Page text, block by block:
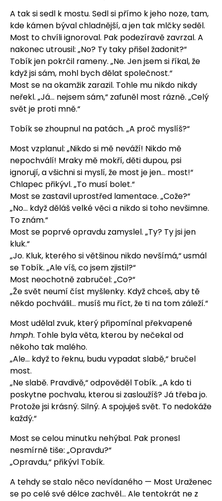
A tak si sedl k mostu. Sedl si přímo k jeho noze, tam,
kde kámen býval chladnější, a jen tak mlčky seděl.
Most to chvíli ignoroval. Pak podezíravě zavrzal. A
nakonec utrousil: „No? Ty taky přišel žadonit?“
Tobík jen pokrčil rameny. „Ne. Jen jsem si říkal, že
když jsi sám, mohl bych dělat společnost.“
Most se na okamžik zarazil. Tohle mu nikdo nikdy
neřekl. „Já… nejsem sám,“ zafuněl most rázně. „Celý
svět je proti mně.“
Tobík se zhoupnul na patách. „A proč myslíš?“
Most vzplanul: „Nikdo si mě neváží! Nikdo mě
nepochválí! Mraky mě mokří, děti dupou, psi
ignorují, a všichni si myslí, že most je jen… most!“
Chlapec přikývl. „To musí bolet.“
Most se zastavil uprostřed lamentace. „Cože?“
„No… když děláš velké věci a nikdo si toho nevšimne.
To znám.“
Most se poprvé opravdu zamyslel. „Ty? Ty jsi jen
kluk.“
„Jo. Kluk, kterého si většinou nikdo nevšímá,“ usmál
se Tobík. „Ale víš, co jsem zjistil?“
Most neochotně zabručel: „Co?“
„Že svět neumí číst myšlenky. Když chceš, aby tě
někdo pochválil… musíš mu říct, že ti na tom záleží.“
Most udělal zvuk, který připomínal překvapené
hmph. Tohle byla věta, kterou by nečekal od
někoho tak malého.
„Ale… když to řeknu, budu vypadat slabě,“ bručel
most.
„Ne slabě. Pravdivě,“ odpověděl Tobík. „A kdo ti
poskytne pochvalu, kterou si zasloužíš? Já třeba jo.
Protože jsi krásný. Silný. A spojuješ svět. To nedokáže
každý.“
Most se celou minutku nehýbal. Pak pronesl
nesmírně tiše: „Opravdu?“
„Opravdu,“ přikývl Tobík.
A tehdy se stalo něco nevídaného — Most Uraženec
se po celé své délce zachvěl… Ale tentokrát ne z